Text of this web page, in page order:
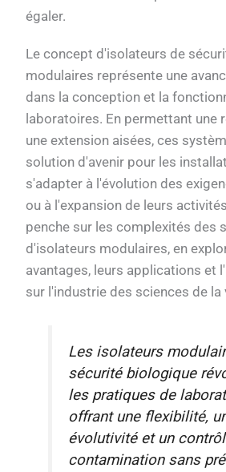
égaler.
Le concept d'isolateurs de
modulaires représente une
dans la conception et la
laboratoires. En permettant une
une extension aisées, ces
solution d'avenir pour les
s'adapter à l'évolution des
ou à l'expansion de leurs
penche sur les complexités des
d'isolateurs modulaires, en
avantages, leurs applications et
sur l'industrie des sciences de la
Les isolateurs
sécurité biologique
les pratiques de
offrant une flexibilité,
évolutivité et un
contamination sans